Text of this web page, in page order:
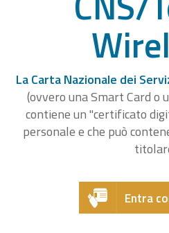
La Carta Nazionale dei
(ovvero una Smart Card o
contiene un "certificato
personale e che può
Entra